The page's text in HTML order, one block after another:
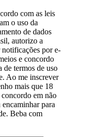
com as leis
o uso da
de dados
autorizo a
por e-
e concordo
de termos de uso
Ao me inscrever
mais que 18
em não
para
Beba com